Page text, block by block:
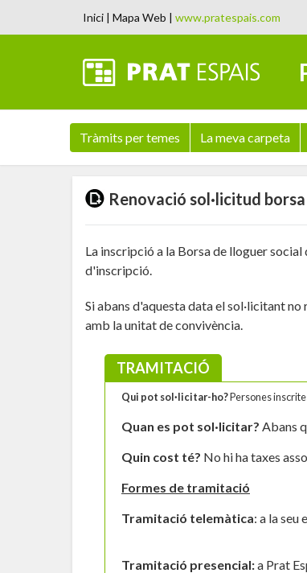
Inici | Mapa Web | www.pratespais.com
Tràmits per temes La meva carpeta
Renovació sol·licitud
La inscripció a la Borsa de lloguer
d'inscripció.
Si abans d'aquesta data el sol·licitant
amb la unitat de convivència.
TRAMITACIÓ
Qui pot sol·licitar-ho?Persones
Quan es pot sol·licitar? Abans
Quin cost té? No hi ha taxes
Formes de tramitació
Tramitació telemàtica: a la seu
Tramitació presencial:a Prat